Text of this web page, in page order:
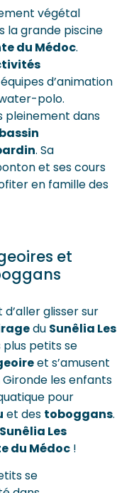
végétal
la grande piscine
du Médoc.
d’animation
polo.
pleinement dans
. Sa
et ses cours
en famille des
et
glisser sur
du Sunêlia Les
petits se
et s’amusent
Gironde les enfants
pour
et des toboggans.
Sunêlia Les
du Médoc!
se